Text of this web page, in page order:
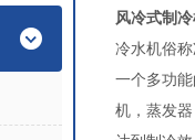
风冷式制
冷水机俗
一个多功
机，蒸发